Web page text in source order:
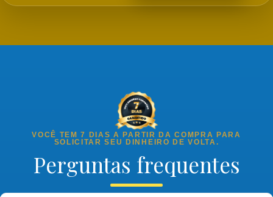
VOCÊ TEM 7 DIAS A PARTIR DA COMPRA PARA
SOLICITAR SEU DINHEIRO DE VOLTA.
Perguntas frequentes